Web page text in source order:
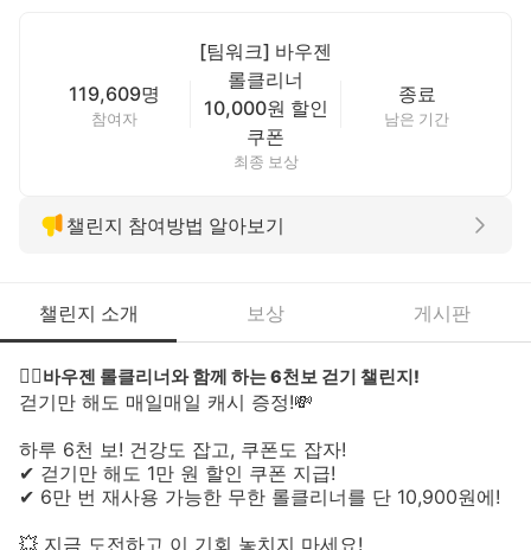
119,609명
참여자
[팀워크] 바우젠
롤클리너
10,000원 할인
쿠폰
최종 보상
종료
남은 기간
챌린지 참여방법 알아보기
챌린지 소개 보상 게시판
❤️‍🔥바우젠 롤클리너와 함께 하는 6천보 걷기 챌린지!
걷기만 해도 매일매일 캐시 증정!💸
하루 6천 보! 건강도 잡고, 쿠폰도 잡자!
✔ 걷기만 해도 1만 원 할인 쿠폰 지급!
✔ 6만 번 재사용 가능한 무한 롤클리너를 단 10,900원에!
💥 지금 도전하고 이 기회 놓치지 마세요!